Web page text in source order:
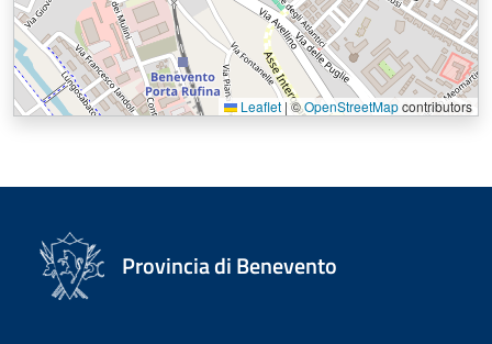
Leaflet |©OpenStreetMapcontributors
Provincia di Benevento